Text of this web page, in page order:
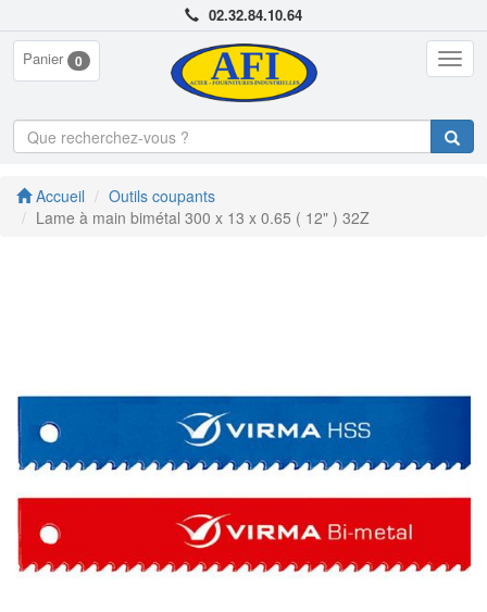
02.32.84.10.64
Panier 0
Accueil
Outils coupants
Lame à main bimétal 300 x 13 x 0.65 ( 12" ) 32Z